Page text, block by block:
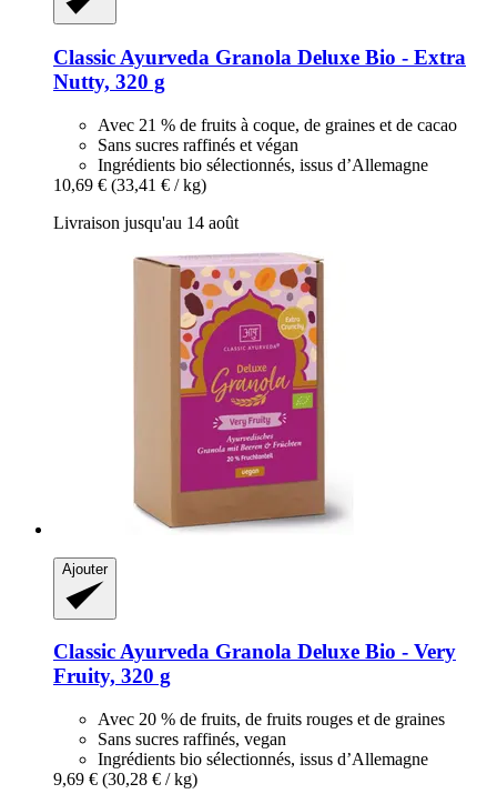
Classic Ayurveda Granola Deluxe Bio -​ Extra
Nutty, 320 g
Avec 21 % de fruits à coque, de graines et de cacao
Sans sucres raffinés et végan
Ingrédients bio sélectionnés, issus d’Allemagne
10,69 € (33,41 € / kg)
Livraison jusqu'au 14 août
Ajouter
Classic Ayurveda Granola Deluxe Bio -​ Very
Fruity, 320 g
Avec 20 % de fruits, de fruits rouges et de graines
Sans sucres raffinés, vegan
Ingrédients bio sélectionnés, issus d’Allemagne
9,69 € (30,28 € / kg)